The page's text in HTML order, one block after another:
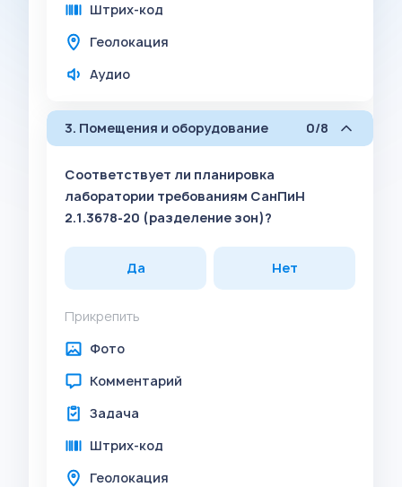
Штрих-код
Геолокация
Аудио
3. Помещения и оборудование 0/8
Соответствует ли планировка
лаборатории требованиям СанПиН
2.1.3678-20 (разделение зон)?
Да Нет
Прикрепить
Фото
Комментарий
Задача
Штрих-код
Геолокация